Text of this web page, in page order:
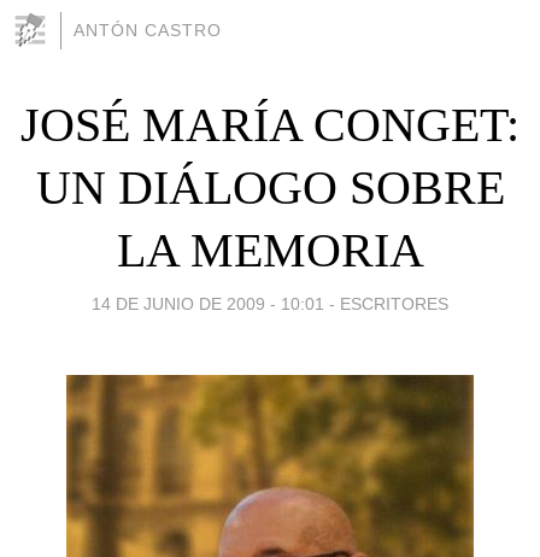
ANTÓN CASTRO
JOSÉ MARÍA CONGET:
UN DIÁLOGO SOBRE
LA MEMORIA
14 DE JUNIO DE 2009 - 10:01 - ESCRITORES